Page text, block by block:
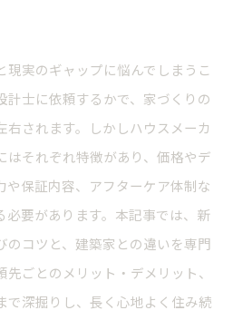
現実のギャップに悩んでしまうこ
計士に依頼するかで、家づくりの
右されます。しかしハウスメーカ
はそれぞれ特徴があり、価格やデ
や保証内容、アフターケア体制な
必要があります。本記事では、新
のコツと、建築家との違いを専門
ごとのメリット・デメリット、
で深掘りし、長く心地よく住み続